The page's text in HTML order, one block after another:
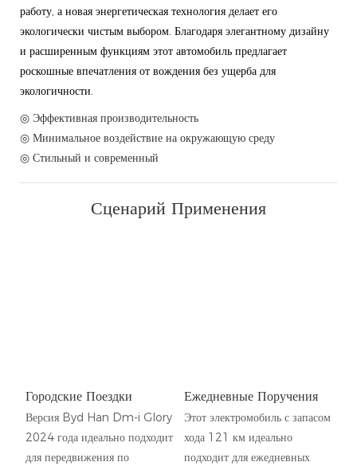
работу, а новая энергетическая технология делает его
экологически чистым выбором. Благодаря элегантному дизайну
и расширенным функциям этот автомобиль предлагает
роскошные впечатления от вождения без ущерба для
экологичности.
◎ Эффективная производительность
◎ Минимальное воздействие на окружающую среду
◎ Стильный и современный
Сценарий Применения
Городские Поездки
Версия Byd Han Dm-i Glory
2024 года идеально подходит
для передвижения по
Ежедневные Поручения
Этот электромобиль с запасом
хода 121 км идеально
подходит для ежедневных